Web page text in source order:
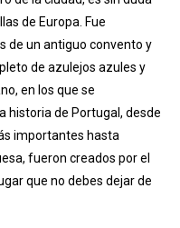
de la ciudad, es sin duda
de Europa. Fue
de un antiguo convento y
de azulejos azules y
en los que se
de Portugal, desde